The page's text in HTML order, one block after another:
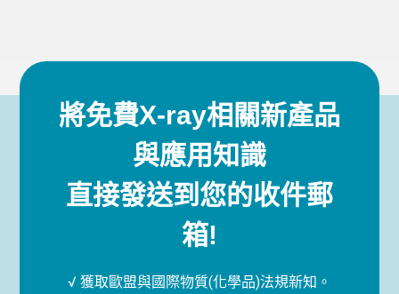
將免費X-ray相關新產品
與應用知識
直接發送到您的收件郵
箱!
√ 獲取歐盟與國際物質(化學品)法規新知。